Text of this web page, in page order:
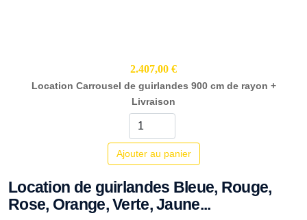
2.407,00 €
Location Carrousel de guirlandes 900 cm de rayon +
Livraison
Ajouter au panier
Location de guirlandes Bleue, Rouge,
Rose, Orange, Verte, Jaune...